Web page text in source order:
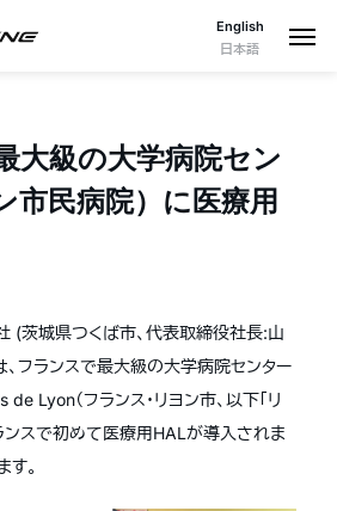
English
日本語
大級の大学病院セン
市民病院）に医療用
(茨城県つくば市、代表取締役社長:山
、フランスで最大級の大学病院センター
Lyon（フランス・リヨン市、以下「リ
ンスで初めて医療用HALが導入されま
す。